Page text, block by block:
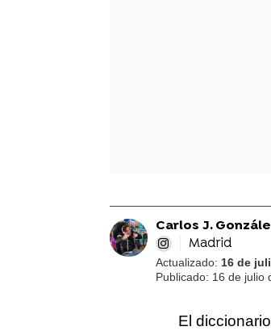
Carlos J.
Madrid
Actualizado: 16 de
Publicado: 16 de julio
El